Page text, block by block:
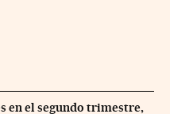
en el segundo trimestre,